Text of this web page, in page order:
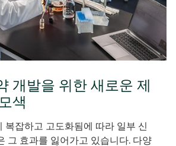
개발을 위한 새로운 제
색
복잡하고 고도화됨에 따라 일부 신
그 효과를 잃어가고 있습니다. 다양